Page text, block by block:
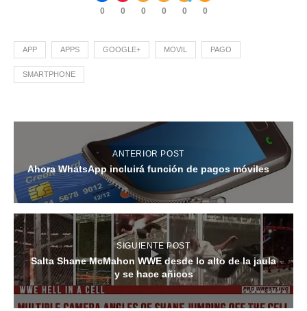
0 0 0 0 0 0
APP APPS GOOGLE+ MOVIL PAGO
SMARTPHONE
ANTERIOR POST
Ahora WhatsApp incluirá función de pagos móviles
SIGUIENTE POST
Salta Shane McMahon WWE desde lo alto de la jaula
y se hace añicos